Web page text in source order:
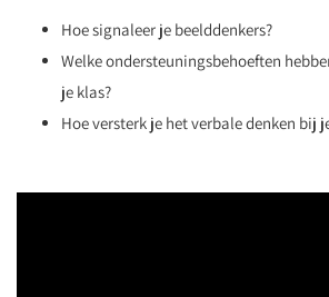
Hoe signaleer je beelddenkers?
Welke ondersteuningsbehoeften
je klas?
Hoe versterk je het verbale denken bij